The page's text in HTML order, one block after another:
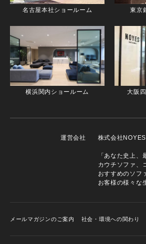
名古屋本社ショールーム 東京
横浜関内ショールーム 大阪
運営会社 株式会社
「あなた史上
カウチソファ、
おすすめのソフ
お客様の様々な
メールマガジンのご案内 社会・環境への関わり